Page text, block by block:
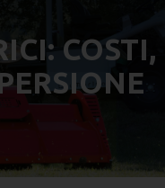
COSTI,